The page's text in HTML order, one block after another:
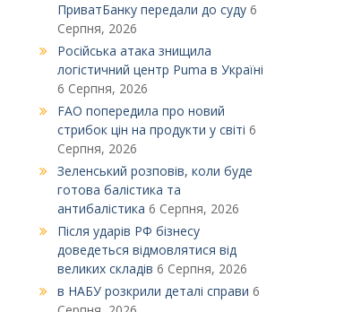
ПриватБанку передали до суду 6
Серпня, 2026
Російська атака знищила
логістичний центр Puma в Україні
6 Серпня, 2026
FAO попередила про новий
стрибок цін на продукти у світі 6
Серпня, 2026
Зеленський розповів, коли буде
готова балістика та
антибалістика 6 Серпня, 2026
Після ударів РФ бізнесу
доведеться відмовлятися від
великих складів 6 Серпня, 2026
в НАБУ розкрили деталі справи 6